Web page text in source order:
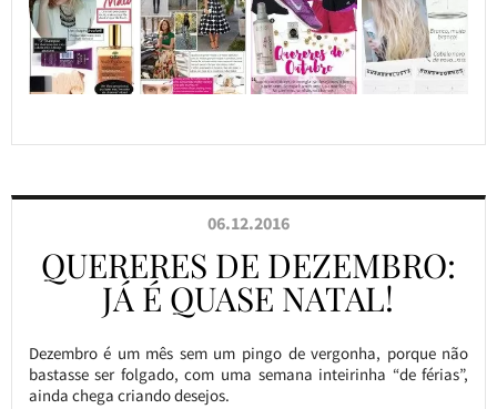
06.12.2016
QUERERES DE DEZEMBRO:
JÁ É QUASE NATAL!
Dezembro é um mês sem um pingo de vergonha, porque não
bastasse ser folgado, com uma semana inteirinha “de férias”,
ainda chega criando desejos.